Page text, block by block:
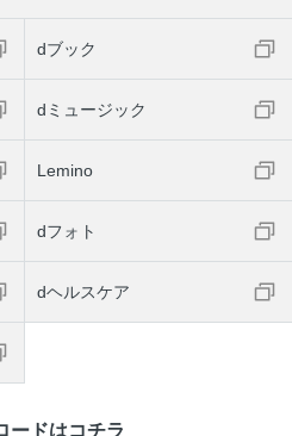
dブック
dミュージック
Lemino
dフォト
dヘルスケア
ードはコチラ